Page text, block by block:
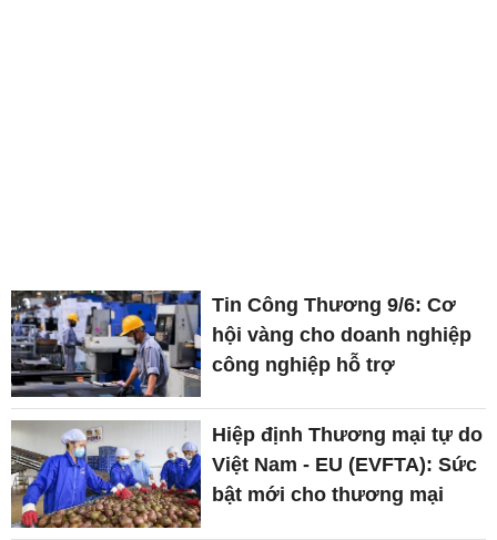
Tin Công Thương 9/6: Cơ
hội vàng cho doanh nghiệp
công nghiệp hỗ trợ
Hiệp định Thương mại tự do
Việt Nam - EU (EVFTA): Sức
bật mới cho thương mại